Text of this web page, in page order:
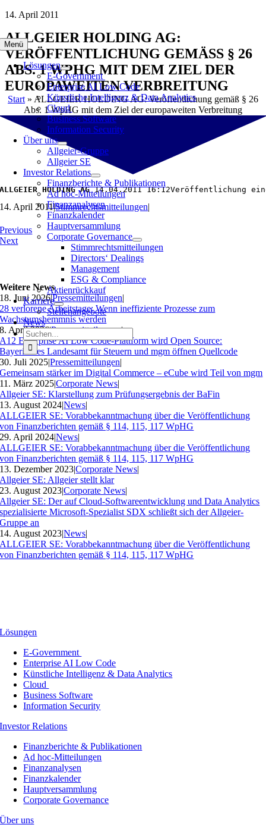
Zum
springen
Menü
Lösungen
E-Government
Enterprise AI Low Code
Künstliche Intelligenz & Data Analytics
Cloud
Business Software
Information Security
Über uns
Allgeier-Gruppe
Allgeier SE
Investor Relations
Finanzberichte & Publikationen
Ad hoc-Mitteilungen
Finanzanalysen
Finanzkalender
Hauptversammlung
Corporate Governance
Stimmrechtsmitteilungen
Directors‘ Dealings
Management
ESG & Compliance
Aktienrückkauf
Karriere
Stellenangebote
News
Suche
nach:
14. April 2011
ALLGEIER HOLDING AG:
VERÖFFENTLICHUNG GEMÄSS § 26 A
BS. 1 WPHG MIT DEM ZIEL DER E
UROPAWEITEN VERBREITUNG
Start » ALLGEIER HOLDING AG: Veröffentlichung gemäß § 26
Abs. 1 WpHG mit dem Ziel der europaweiten Verbreitung
ALLGEIER HOLDING AG 14.04.2011 16:12Veröffentlichung
14. April 2011|Stimmrechtsmitteilungen|
Previous
Next
Weitere News
18. Juni 2026|Pressemitteilungen|
28 verlorene Arbeitstage: Wenn ineffiziente Prozesse zum
Wachstumshemmnis werden
8. April 2026|Pressemitteilungen|
A12 Enterprise AI Low Code-Plattform wird Open Source:
Bayerisches Landesamt für Steuern und mgm öffnen Quellcode
30. Juli 2025|Pressemitteilungen|
Gemeinsam stärker im Digital Commerce – eCube wird Teil von mgm
11. März 2025|Corporate News|
Allgeier SE: Klarstellung zum Prüfungsergebnis der BaFin
13. August 2024|News|
ALLGEIER SE: Vorabbekanntmachung über die Veröffentlichung
von Finanzberichten gemäß § 114, 115, 117 WpHG
29. April 2024|News|
ALLGEIER SE: Vorabbekanntmachung über die Veröffentlichung
von Finanzberichten gemäß § 114, 115, 117 WpHG
13. Dezember 2023|Corporate News|
Allgeier SE: Allgeier stellt klar
23. August 2023|Corporate News|
Allgeier SE: Der auf Cloud-Softwareentwicklung und Data Analytics
spezialisierte Microsoft-Spezialist SDX schließt sich der Allgeier-
Gruppe an
14. August 2023|News|
ALLGEIER SE: Vorabbekanntmachung über die Veröffentlichung
von Finanzberichten gemäß § 114, 115, 117 WpHG
Lösungen
E-Government
Enterprise AI Low Code
Künstliche Intelligenz & Data Analytics
Cloud
Business Software
Information Security
Investor Relations
Finanzberichte & Publikationen
Ad hoc-Mitteilungen
Finanzanalysen
Finanzkalender
Hauptversammlung
Corporate Governance
Über uns